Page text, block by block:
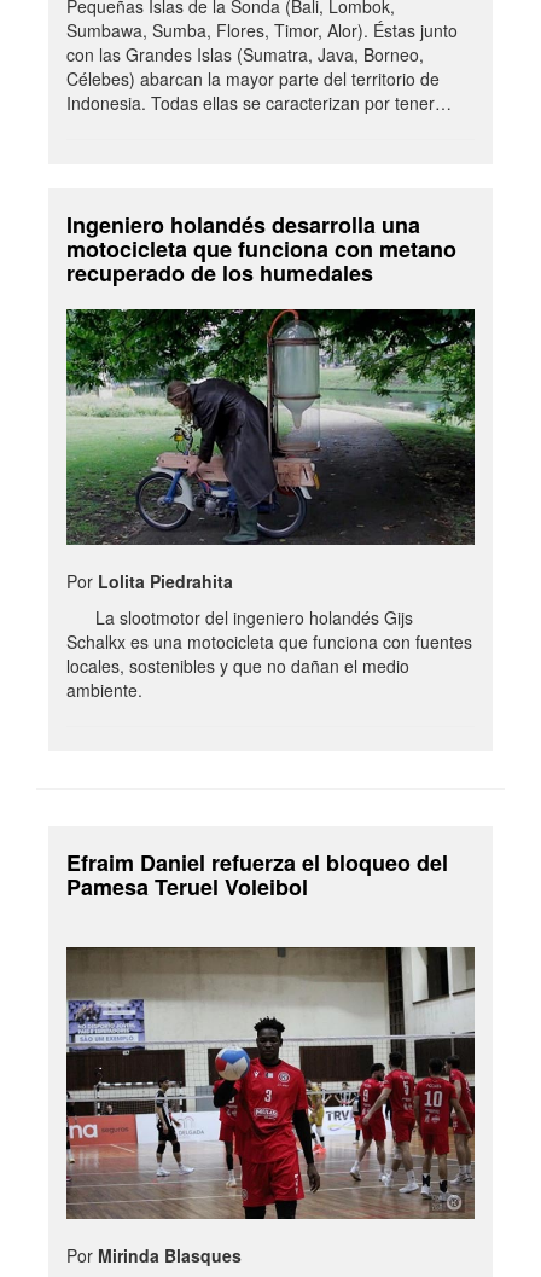
Pequeñas Islas de la Sonda (Bali, Lombok,
Sumbawa, Sumba, Flores, Timor, Alor). Éstas junto
con las Grandes Islas (Sumatra, Java, Borneo,
Célebes) abarcan la mayor parte del territorio de
Indonesia. Todas ellas se caracterizan por tener…
Ingeniero holandés desarrolla una
motocicleta que funciona con metano
recuperado de los humedales
Por Lolita Piedrahita
La slootmotor del ingeniero holandés Gijs
Schalkx es una motocicleta que funciona con fuentes
locales, sostenibles y que no dañan el medio
ambiente.
Efraim Daniel refuerza el bloqueo del
Pamesa Teruel Voleibol
Por Mirinda Blasques